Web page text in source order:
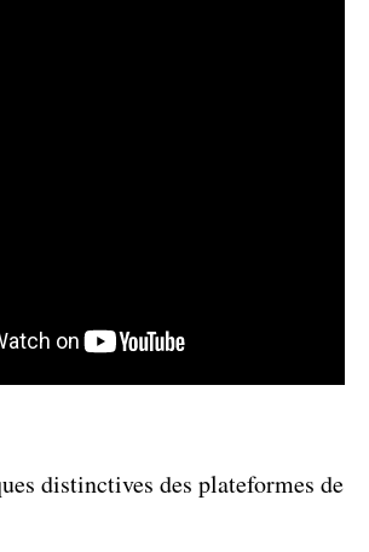
distinctives des plateformes de